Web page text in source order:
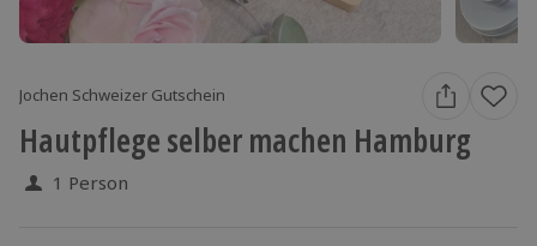
Jochen Schweizer Gutschein
Hautpflege selber machen Hamburg
1 Person